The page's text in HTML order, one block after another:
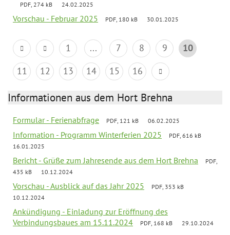
PDF, 274 kB 24.02.2025
Vorschau - Februar 2025 PDF, 180 kB 30.01.2025
1 ... 7 8 9
10
11
12 13 14 15 16
Informationen aus dem Hort Brehna
Formular - Ferienabfrage PDF, 121 kB 06.02.2025
Information - Programm Winterferien 2025
PDF, 616 kB
16.01.2025
Bericht - Grüße zum Jahresende aus dem Hort Brehna
PDF,
435 kB
10.12.2024
Vorschau - Ausblick auf das Jahr 2025
PDF, 353 kB
10.12.2024
Ankündigung - Einladung zur Eröffnung des
Verbindungsbaues am 15.11.2024
PDF, 168 kB 29.10.2024